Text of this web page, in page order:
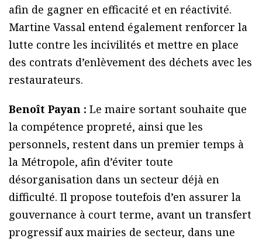
afin de gagner en efficacité et en réactivité.
Martine Vassal entend également renforcer la
lutte contre les incivilités et mettre en place
des contrats d’enlèvement des déchets avec les
restaurateurs.
Benoît Payan : Le maire sortant souhaite que
la compétence propreté, ainsi que les
personnels, restent dans un premier temps à
la Métropole, afin d’éviter toute
désorganisation dans un secteur déjà en
difficulté. Il propose toutefois d’en assurer la
gouvernance à court terme, avant un transfert
progressif aux mairies de secteur, dans une